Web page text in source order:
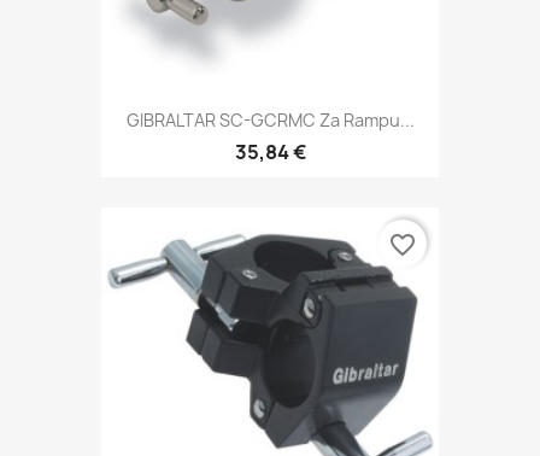
GIBRALTAR SC-GCRMC Za Rampu...
35,84 €
favorite_border